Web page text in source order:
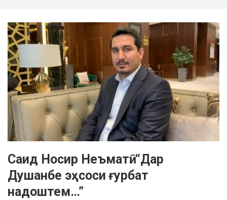
Саид Носир Неъматӣ: “Дар
Душанбе эҳсоси ғурбат
надоштем…”